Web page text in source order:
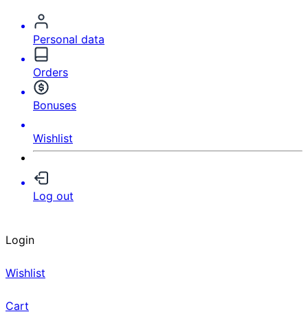
Personal data
Orders
Bonuses
Wishlist
Log out
Login
Wishlist
Cart